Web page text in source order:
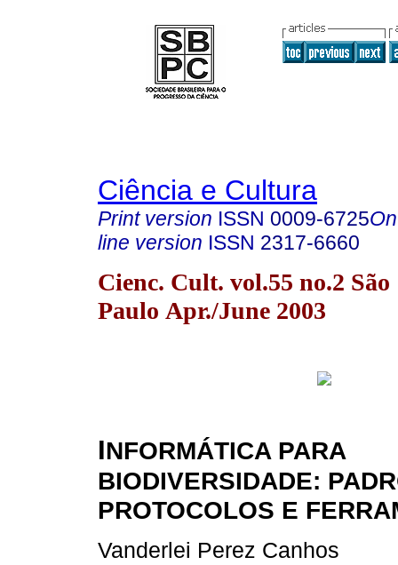
Ciência e Cultura
Print version ISSN 0009-6725
line version ISSN 2317-6660
Cienc. Cult. vol.55 no.2 São
Paulo Apr./June 2003
INFORMÁTICA PARA
BIODIVERSIDADE:
PROTOCOLOS E
Vanderlei Perez Canhos